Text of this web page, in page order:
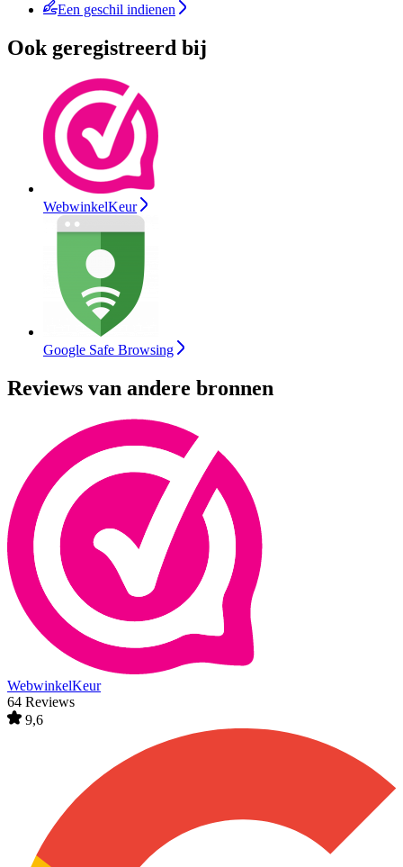
Een geschil indienen
Ook geregistreerd bij
WebwinkelKeur
Google Safe Browsing
Reviews van andere bronnen
WebwinkelKeur
64 Reviews
9,6